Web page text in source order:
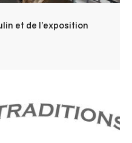
et de l’exposition
vous proposons donc
particularités de ce
sa langue et ses